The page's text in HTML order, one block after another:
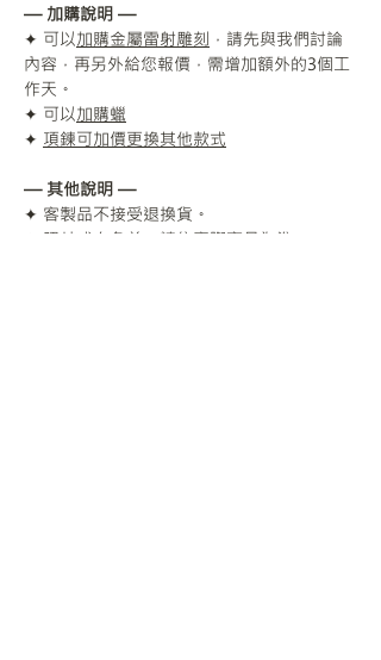
— 加購說明 —
✦ 可以加購金屬雷射雕刻 ，請先與我們討論
內容，再另外給您報價，需增加額外的3個工
作天。
✦ 可以加購蠟
✦ 項鍊可加價更換其他款式
— 其他說明 —
✦ 客製品不接受退換貨。
✦ 照片或有色差，請依實際商品為準。